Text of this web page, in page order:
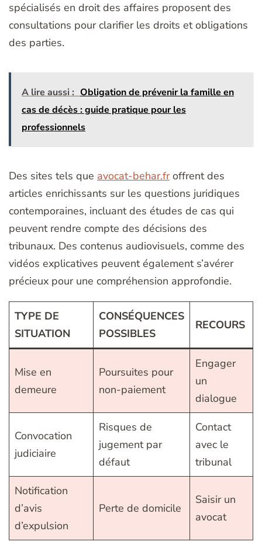
spécialisés en droit des affaires proposent des
consultations pour clarifier les droits et obligations
des parties.
A lire aussi : Obligation de prévenir la famille en
cas de décès : guide pratique pour les
professionnels
Des sites tels que avocat-behar.froffrent des
articles enrichissants sur les questions juridiques
contemporaines, incluant des études de cas qui
peuvent rendre compte des décisions des
tribunaux. Des contenus audiovisuels, comme des
vidéos explicatives peuvent également s’avérer
précieux pour une compréhension approfondie.
TYPE DE
SITUATION
CONSÉQUENCES
POSSIBLES
RECOURS
Mise en
demeure
Poursuites pour
non-paiement
Engager
un
dialogue
Convocation
judiciaire
Risques de
jugement par
défaut
Contact
avec le
tribunal
Notification
d’avis
d’expulsion
Perte de domicile
Saisir un
avocat